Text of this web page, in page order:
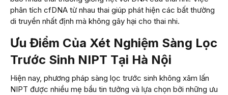
phân tích cfDNA từ nhau thai giúp phát hiện các bất thường
di truyền nhất định mà không gây hại cho thai nhi.
Ưu Điểm Của Xét Nghiệm Sàng Lọc
Trước Sinh NIPT Tại Hà Nội
Hiện nay, phương pháp sàng lọc trước sinh không xâm lấn
NIPT được nhiều mẹ bầu tin tưởng và lựa chọn bởi những ưu